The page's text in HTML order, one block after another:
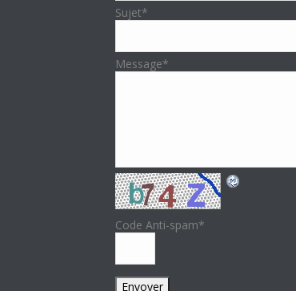
Sujet*
Message*
Code Anti-spam*